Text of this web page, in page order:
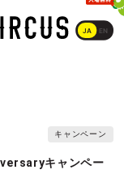
JA EN
キャンペーン
キャンペー